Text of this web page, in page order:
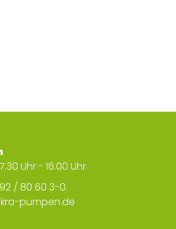
Uhr - 16.00 Uhr
/ 80 60 3-0
pumpen.de